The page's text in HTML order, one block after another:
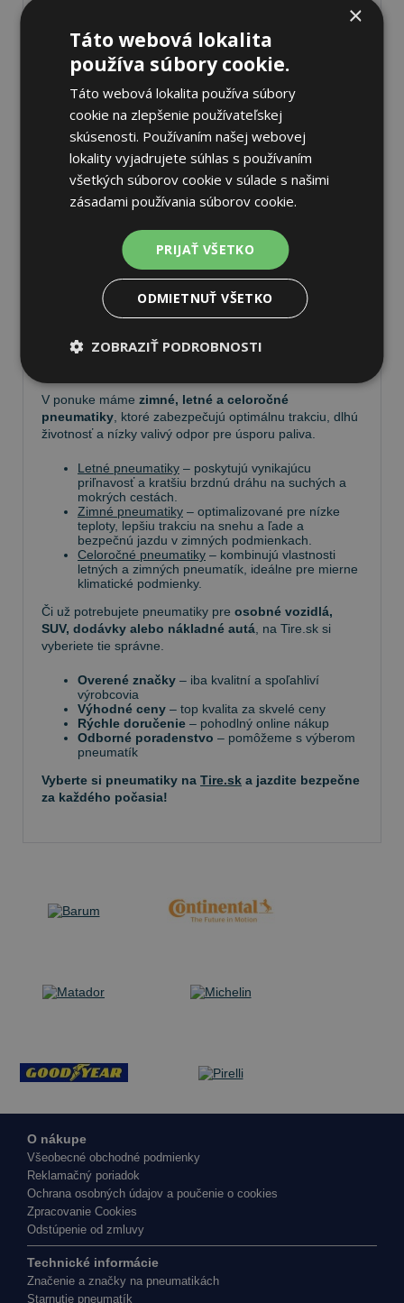
K odberu na 17 pobočkách
203,24 €
Pneumatiky
Vyberte si kvalitné pneumatikypre bezpečnú,
komfortnú a úspornú jazdu. Na
nájdete široký
výber pneumatík pre rôzne typy vozidiel a jazdných
podmienok.
Barum, Matador,Semperit, ako aj ďalších výrobcov:
V ponuke máme zimné, letné a celoročné
pneumatiky , ktoré zabezpečujú optimálnu trakciu, dlhú
životnosť a nízky valivý odpor pre úsporu paliva.
Letné pneumatiky – poskytujú vynikajúcu
priľnavosť a kratšiu brzdnú dráhu na suchých a
mokrých cestách.
Zimné pneumatiky – optimalizované pre nízke
teploty, lepšiu trakciu na snehu a ľade a
bezpečnú jazdu v zimných podmienkach.
Celoročné pneumatiky – kombinujú vlastnosti
letných a zimných pneumatík, ideálne pre mierne
klimatické podmienky.
Či už potrebujete pneumatiky pre osobné vozidlá,
SUV, dodávky alebo nákladné autá , na Tire.sk si
vyberiete tie správne.
Overené značky – iba kvalitní a spoľahliví
výrobcovia
Výhodné ceny – top kvalita za skvelé ceny
Rýchle doručenie – pohodlný online nákup
Odborné poradenstvo – pomôžeme s výberom
pneumatík
Vyberte si pneumatiky na Tire.sk a jazdite bezpečne
za každého počasia!
O nákupe
Všeobecné obchodné podmienky
Reklamačný poriadok
Ochrana osobných údajov a poučenie o cookies
Zpracovanie Cookies
Odstúpenie od zmluvy
Technické informácie
Značenie a značky na pneumatikách
Starnutie pneumatík
×
Táto webová lokalita
používa súbory cookie.
Táto webová lokalita používa súbory
cookie na zlepšenie používateľskej
skúsenosti. Používaním našej webovej
lokality vyjadrujete súhlas s používaním
všetkých súborov cookie v súlade s našimi
zásadami používania súborov cookie.
PRIJAŤ VŠETKO
ODMIETNUŤ VŠETKO
ZOBRAZIŤ PODROBNOSTI